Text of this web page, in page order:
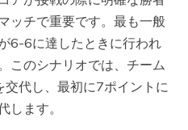
ッチで重要です。最も一般
6-6に達したときに行われ
このシナリオでは、チーム
代し、最初に7ポイントに
します。